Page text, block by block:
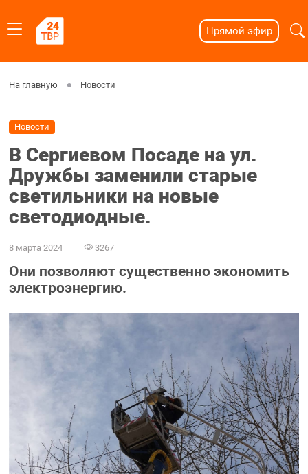
Прямой эфир
На главную Новости
Новости
В Сергиевом Посаде на ул.
Дружбы заменили старые
светильники на новые
светодиодные.
8 марта 2024 3267
Они позволяют существенно экономить
электроэнергию.